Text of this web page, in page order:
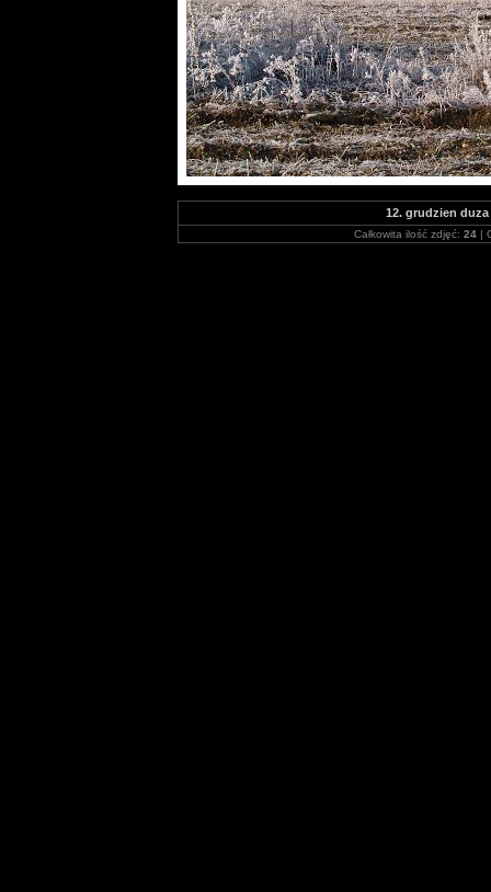
12. grudzien duza
Całkowita ilość zdjęć: 24 |